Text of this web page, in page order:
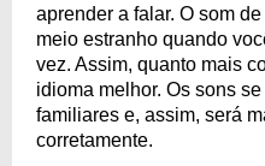
aprender a falar. O som
meio estranho quando
vez. Assim, quanto mais
idioma melhor. Os sons
familiares e, assim, será
corretamente.